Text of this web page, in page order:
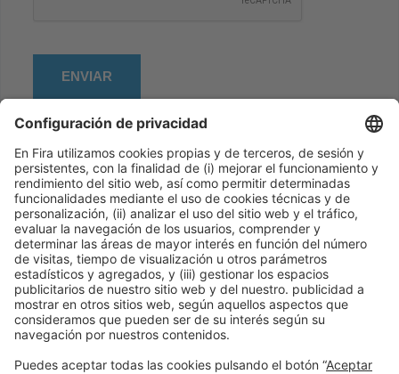
Información general
Aviso legal
Política de privacidad
Política de cookies
#PISCINABARCELONA